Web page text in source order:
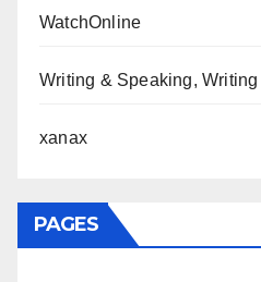
WatchOnline
Writing & Speaking, Writing
xanax
PAGES